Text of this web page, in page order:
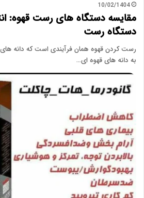
10/02/1404
مقایسه دستگاه های رست قهوه:
دستگاه رست
رست کردن قهوه همان فرآیندی است که دانه
به دانه های قهوه ای…